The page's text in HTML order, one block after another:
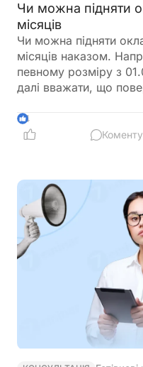
Чи можна підняти
місяців
Чи можна підняти
місяців наказом.
певному розміру з
далі вважати, що
4